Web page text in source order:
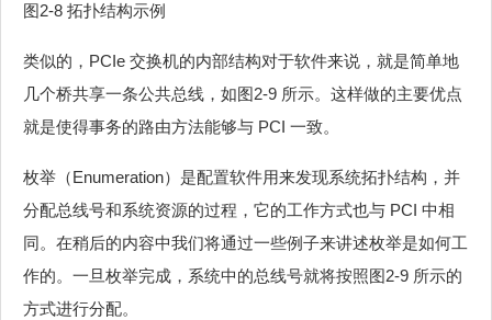
图2‑8 拓扑结构示例
类似的，PCIe 交换机的内部结构对于软件来说，就是简单地
几个桥共享一条公共总线，如图2‑9 所示。这样做的主要优点
就是使得事务的路由方法能够与 PCI 一致。
枚举（Enumeration）是配置软件用来发现系统拓扑结构，并
分配总线号和系统资源的过程，它的工作方式也与 PCI 中相
同。在稍后的内容中我们将通过一些例子来讲述枚举是如何工
作的。一旦枚举完成，系统中的总线号就将按照图2‑9 所示的
方式进行分配。